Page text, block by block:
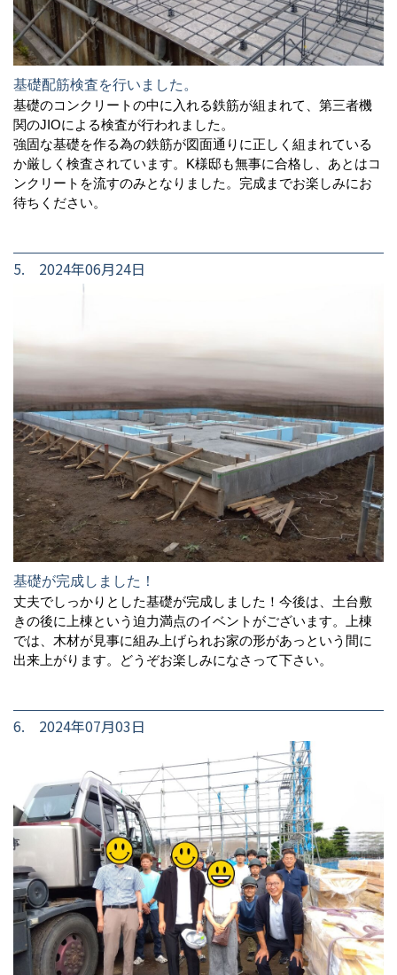
基礎配筋検査を行いました。
基礎のコンクリートの中に入れる鉄筋が組まれて、第三者機
関のJIOによる検査が行われました。
強固な基礎を作る為の鉄筋が図面通りに正しく組まれている
か厳しく検査されています。K様邸も無事に合格し、あとはコ
ンクリートを流すのみとなりました。完成までお楽しみにお
待ちください。
5. 2024年06月24日
基礎が完成しました！
丈夫でしっかりとした基礎が完成しました！今後は、土台敷
きの後に上棟という迫力満点のイベントがございます。上棟
では、木材が見事に組み上げられお家の形があっという間に
出来上がります。どうぞお楽しみになさって下さい。
6. 2024年07月03日